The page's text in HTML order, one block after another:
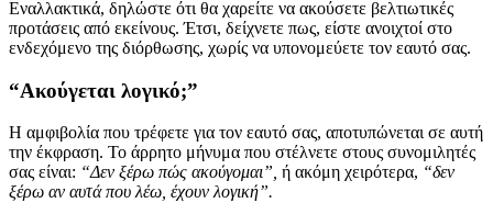
Εναλλακτικά, δηλώστε ότι θα χαρείτε να ακούσετε βελτιωτικές
προτάσεις από εκείνους. Έτσι, δείχνετε πως, είστε ανοιχτοί στο
ενδεχόμενο της διόρθωσης, χωρίς να υπονομεύετε τον εαυτό σας.
“Ακούγεται λογικό;”
Η αμφιβολία που τρέφετε για τον εαυτό σας, αποτυπώνεται σε αυτή
την έκφραση. Το άρρητο μήνυμα που στέλνετε στους συνομιλητές
σας είναι: “Δεν ξέρω πώς ακούγομαι”, ή ακόμη χειρότερα, “δεν
ξέρω αν αυτά που λέω, έχουν λογική”.